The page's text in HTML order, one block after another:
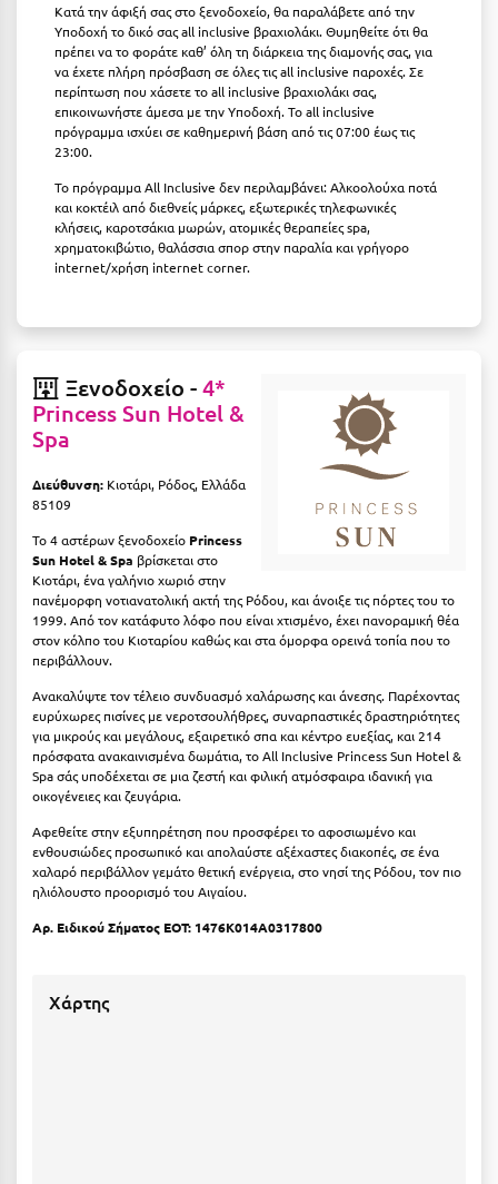
Λακωνία
Λασίθι
Λεπτοκαρυά
Λέσβος
Λευκάδα
Λήμνος
Λίμνη Πλαστήρα
Λουτρά Υπάτης
Λουτράκι
Λούτσα
Μ
Μάνη
Μαραθώνας Αττικής
Μαρώνεια
Μεθώνη
Μεσολόγγι
Μεσσηνία
Μετέωρα
Μέτσοβο
Μήλος
Μουζάκι
Κατά την άφιξή σας στο ξενοδοχείο, θα παραλάβετε από την
Υποδοχή το δικό σας all inclusive βραχιολάκι. Θυμηθείτε ότι θα
πρέπει να το φοράτε καθ’ όλη τη διάρκεια της διαμονής σας, για
να έχετε πλήρη πρόσβαση σε όλες τις all inclusive παροχές. Σε
περίπτωση που χάσετε το all inclusive βραχιολάκι σας,
επικοινωνήστε άμεσα με την Υποδοχή. Το all inclusive
πρόγραμμα ισχύει σε καθημερινή βάση από τις 07:00 έως τις
23:00.
Το πρόγραμμα All Inclusive δεν περιλαμβάνει: Αλκοολούχα ποτά
και κοκτέιλ από διεθνείς μάρκες, εξωτερικές τηλεφωνικές
κλήσεις, καροτσάκια μωρών, ατομικές θεραπείες spa,
χρηματοκιβώτιο, θαλάσσια σπορ στην παραλία και γρήγορο
internet/χρήση internet corner.
Ξενοδοχείο -4*
Princess Sun Hotel &
Spa
Διεύθυνση: Κιοτάρι, Ρόδος, Ελλάδα
85109
Το 4 αστέρων ξενοδοχείο Princess
Sun Hotel & Spa βρίσκεται στο
Κιοτάρι, ένα γαλήνιο χωριό στην
πανέμορφη νοτιανατολική ακτή της Ρόδου, και άνοιξε τις πόρτες του το
1999. Από τον κατάφυτο λόφο που είναι χτισμένο, έχει πανοραμική θέα
στον κόλπο του Κιοταρίου καθώς και στα όμορφα ορεινά τοπία που το
περιβάλλουν.
Aνακαλύψτε τον τέλειο συνδυασμό χαλάρωσης και άνεσης. Παρέχοντας
ευρύχωρες πισίνες με νεροτσουλήθρες, συναρπαστικές δραστηριότητες
για μικρούς και μεγάλους, εξαιρετικό σπα και κέντρο ευεξίας, και 214
πρόσφατα ανακαινισμένα δωμάτια, το All Inclusive Princess Sun Hotel &
Spa σάς υποδέχεται σε μια ζεστή και φιλική ατμόσφαιρα ιδανική για
οικογένειες και ζευγάρια.
Αφεθείτε στην εξυπηρέτηση που προσφέρει το αφοσιωμένο και
ενθουσιώδες προσωπικό και απολαύστε αξέχαστες διακοπές, σε ένα
χαλαρό περιβάλλον γεμάτο θετική ενέργεια, στο νησί της Ρόδου, τον πιο
ηλιόλουστο προορισμό του Αιγαίου.
Αρ. Ειδικού Σήματος ΕΟΤ: 1476K014A0317800
Χάρτης